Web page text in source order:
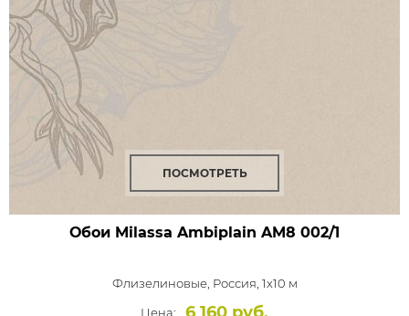
ПОСМОТРЕТЬ
Обои Milassa Ambiplain AM8 002/1
Флизелиновые, Россия, 1x10 м
Цена: